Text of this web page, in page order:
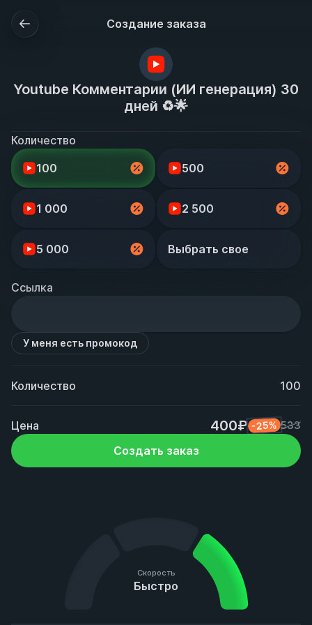
Создание заказа
Youtube Комментарии (ИИ генерация) 30
дней ♻️🌟
Количество
100
500
1 000 2 500
5 000 Выбрать свое
Ссылка
У меня есть промокод
Количество 100
Цена 400₽ -25% 533
Создать заказ
Скорость
Быстро